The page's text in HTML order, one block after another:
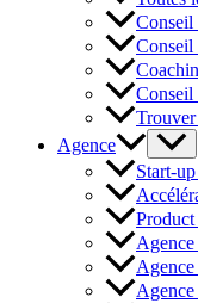
Conseil
Conseil
Conseil
Agence
Start-